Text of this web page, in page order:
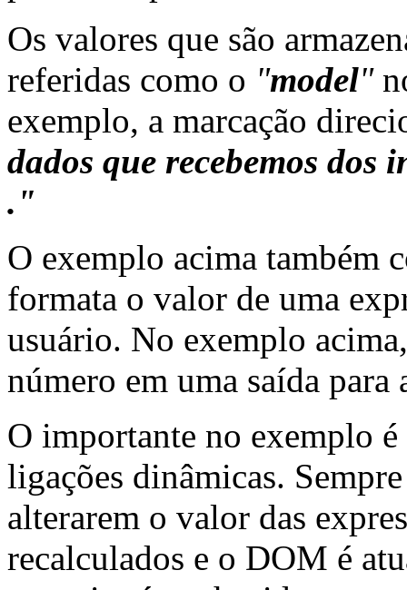
Os valores que são
referidas como o "model"
exemplo, a marcação
dados que recebemos
."
O exemplo acima também
formata o valor de uma
usuário. No exemplo
número em uma saída para
O importante no exemplo
ligações dinâmicas.
alterarem o valor das
recalculados e o DOM é